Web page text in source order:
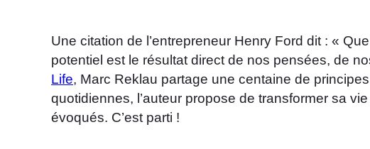
Une citation de l’entrepreneur Henry Ford dit : «
potentiel est le résultat direct de nos pensées, de
Life, Marc Reklau partage une centaine de
quotidiennes, l’auteur propose de transformer sa
évoqués. C’est parti !